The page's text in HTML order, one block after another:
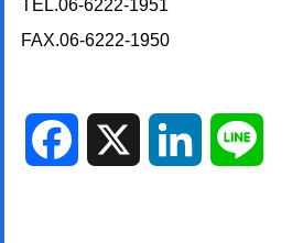
TEL.06-6222-1951
FAX.06-6222-1950
Facebook LinkedIn